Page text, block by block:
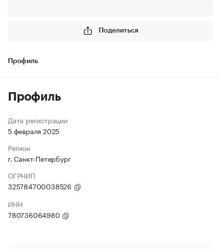
Поделиться
Профиль
Профиль
Дата регистрации
5 февраля 2025
Регион
г. Санкт-Петербург
ОГРНИП
325784700038526
ИНН
780736064980